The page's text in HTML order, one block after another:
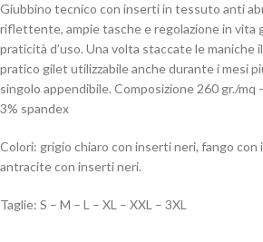
Giubbino tecnico con inserti in tessuto anti
riflettente, ampie tasche e regolazione in vita
praticità d’uso. Una volta staccate le maniche
pratico gilet utilizzabile anche durante i mesi
singolo appendibile. Composizione 260 gr./
3% spandex
Colori: grigio chiaro con inserti neri, fango con
antracite con inserti neri.
Taglie: S – M – L – XL – XXL – 3XL